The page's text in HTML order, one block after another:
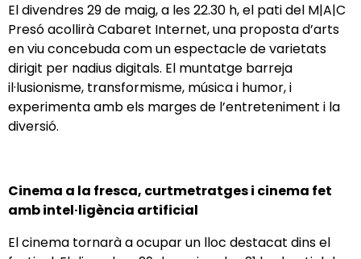
El divendres 29 de maig, a les 22.30 h, el pati del M|A|C
Presó acollirà Cabaret Internet, una proposta d’arts
en viu concebuda com un espectacle de varietats
dirigit per nadius digitals. El muntatge barreja
il·lusionisme, transformisme, música i humor, i
experimenta amb els marges de l’entreteniment i la
diversió.
Cinema a la fresca, curtmetratges i cinema fet
amb intel·ligència artificial
El cinema tornarà a ocupar un lloc destacat dins el